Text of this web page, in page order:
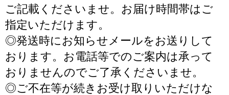
ご記載くださいませ。お届け時間帯はご
指定いただけます。
◎発送時にお知らせメールをお送りして
おります。お電話等でのご案内は承って
おりませんのでご了承くださいませ。
◎ご不在等が続きお受け取りいただけな